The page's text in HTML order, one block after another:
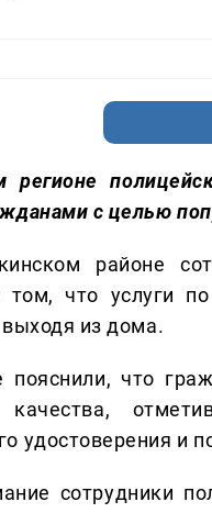
регионе
с целью
районе
что услуги
выходя из дома.
пояснили, что
удостоверения и
сотрудники